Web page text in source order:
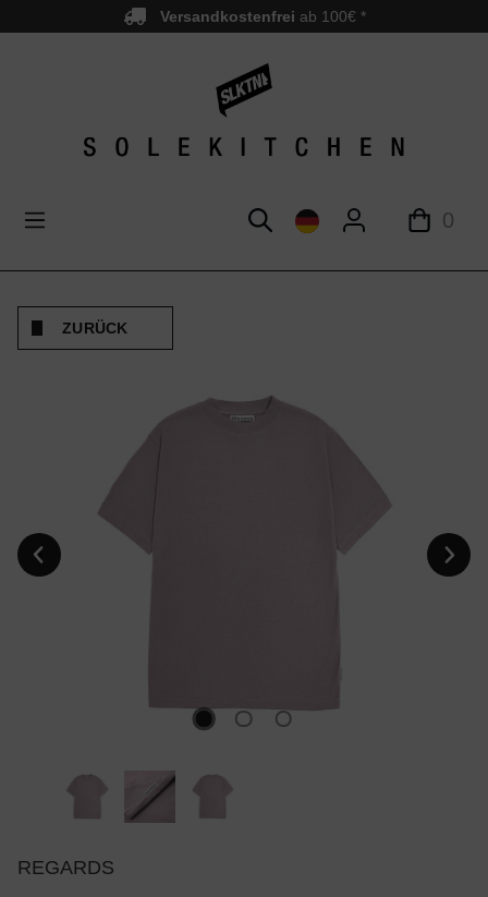
springen Versandkostenfrei ab 100€ *
0
ZURÜCK
REGARDS